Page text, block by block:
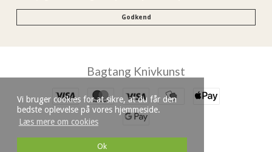
Vi bruger cookies for at sikre, at du får den
bedste oplevelse på vores hjemmeside.
Læs mere om cookies
Ok
Godkend
Bagtang Knivkunst